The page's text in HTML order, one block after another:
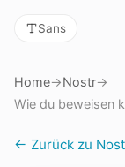
Sans
Home→Nostr→
Wie du beweisen
← Zurück zu